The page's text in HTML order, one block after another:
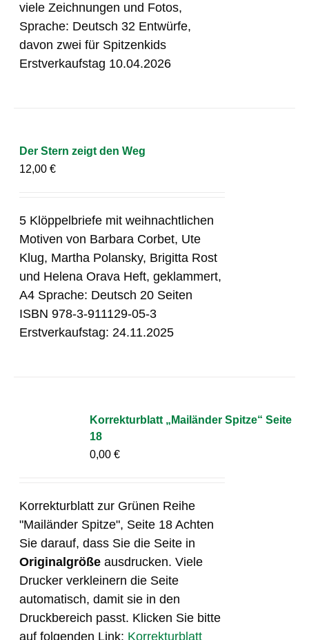
viele Zeichnungen und Fotos,
Sprache: Deutsch 32 Entwürfe,
davon zwei für Spitzenkids
Erstverkaufstag 10.04.2026
Der Stern zeigt den Weg
12,00€
5 Klöppelbriefe mit weihnachtlichen
Motiven von Barbara Corbet, Ute
Klug, Martha Polansky, Brigitta Rost
und Helena Orava Heft, geklammert,
A4 Sprache: Deutsch 20 Seiten
ISBN 978-3-911129-05-3
Erstverkaufstag: 24.11.2025
Korrekturblatt „Mailänder Spitze“ Seite
18
0,00€
Korrekturblatt zur Grünen Reihe
"Mailänder Spitze", Seite 18 Achten
Sie darauf, dass Sie die Seite in
Originalgröße ausdrucken. Viele
Drucker verkleinern die Seite
automatisch, damit sie in den
Druckbereich passt. Klicken Sie bitte
auf folgenden Link: Korrekturblatt